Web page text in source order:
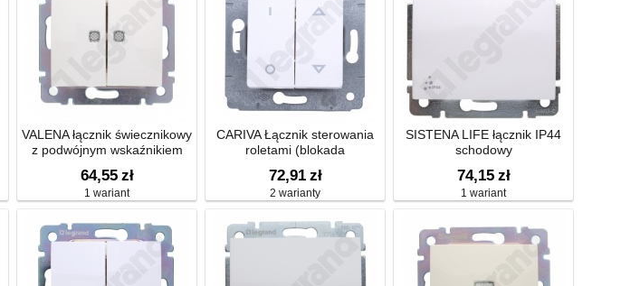
VALENA łącznik świecznikowy
z podwójnym wskaźnikiem
64,55 zł
1 wariant
CARIVA Łącznik sterowania
roletami (blokada
72,91 zł
2 warianty
SISTENA LIFE łącznik IP44
schodowy
74,15 zł
1 wariant